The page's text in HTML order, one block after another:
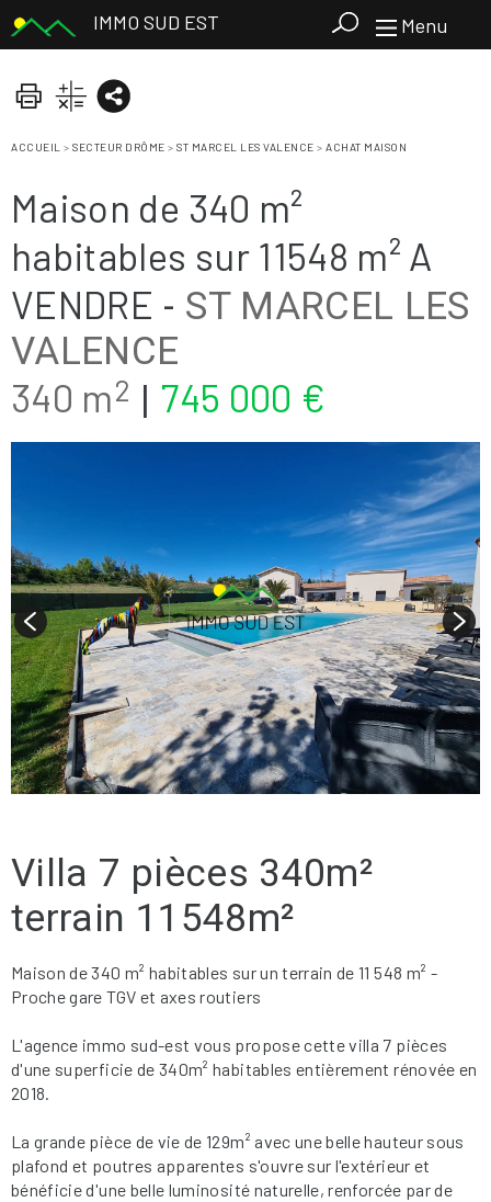
IMMO SUD EST Menu
ACCUEIL > SECTEUR DRÔME > ST MARCEL LES VALENCE > ACHAT MAISON
Maison de 340 m²
habitables sur 11548 m² A
VENDRE - ST MARCEL LES
VALENCE
340 m2 | 745 000 €
Villa 7 pièces 340m²
terrain 11548m²
Maison de 340 m² habitables sur un terrain de 11 548 m² -
Proche gare TGV et axes routiers
L'agence immo sud-est vous propose cette villa 7 pièces
d'une superficie de 340m² habitables entièrement rénovée en
2018.
La grande pièce de vie de 129m² avec une belle hauteur sous
plafond et poutres apparentes s'ouvre sur l'extérieur et
bénéficie d'une belle luminosité naturelle, renforcée par de